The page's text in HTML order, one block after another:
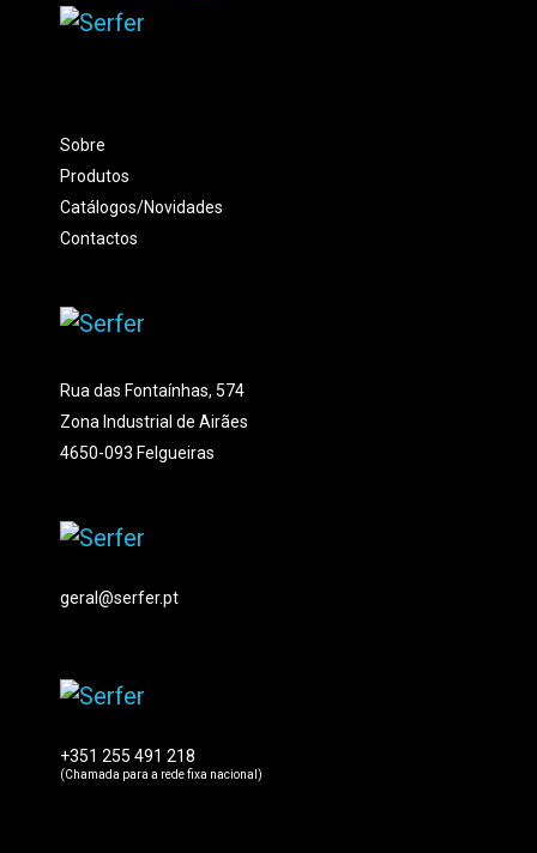
Sobre
Produtos
Catálogos/Novidades
Contactos
Rua das Fontaínhas, 574
Zona Industrial de Airães
4650-093 Felgueiras
geral@serfer.pt
+351 255 491 218
(Chamada para a rede fixa nacional)